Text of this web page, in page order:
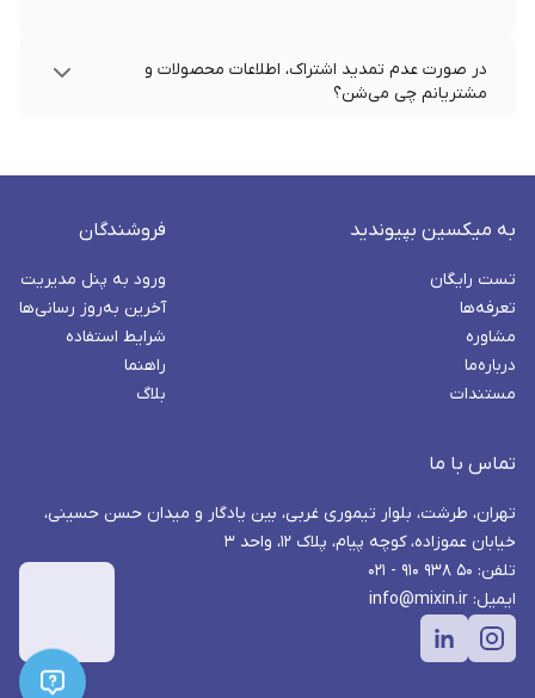
در صورت عدم تمدید اشتراک، اطلاعات محصولات و
مشتریانم چی می‌شن؟
به میکسین بپیوندید
تست رایگان
تعرفه‌ها
مشاوره
درباره‌ما
مستندات
فروشندگان
ورود به پنل مدیریت
آخرین به‌روز رسانی‌ها
شرایط استفاده
راهنما
بلاگ
تماس با ما
تهران، طرشت، بلوار تیموری غربی، بین یادگار و میدان حسن حسینی،
خیابان عموزاده، کوچه پیام، پلاک ۱۲، واحد ۳
تلفن: ۵۰ ۹۳۸ ۹۱۰ - ۰۲۱
ایمیل: info@mixin.ir